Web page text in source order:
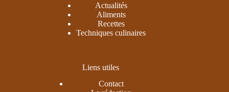
Actualités
Aliments
Recettes
Techniques culinaires
Liens utiles
Contact